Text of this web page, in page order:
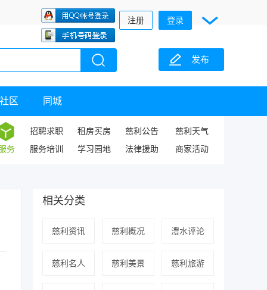
注册 登录
发布
社区 同城
务
招聘求职 租房买房 慈利公告
慈利天气
服务培训
学习园地 法律援助 商家活动
相关分类
慈利资讯 慈利概况 澧水评论
慈利名人 慈利美景 慈利旅游